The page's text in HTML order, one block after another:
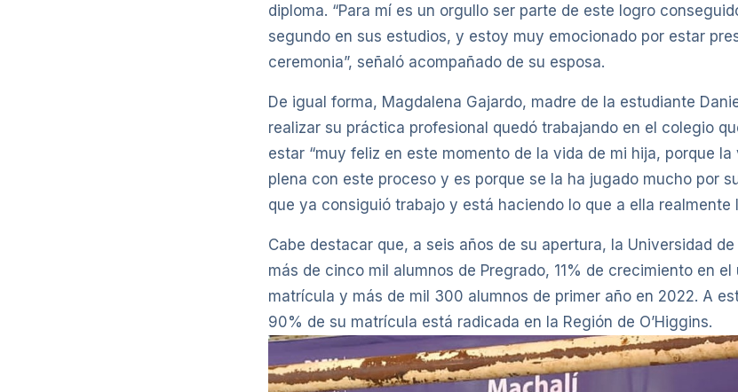
diploma. “Para mí es un orgullo ser parte de este logro
segundo en sus estudios, y estoy muy emocionado por estar
ceremonia”, señaló acompañado de su esposa.
De igual forma, Magdalena Gajardo, madre de la estudiante
realizar su práctica profesional quedó trabajando en el colegio
estar “muy feliz en este momento de la vida de mi hija, porque
plena con este proceso y es porque se la ha jugado mucho por
que ya consiguió trabajo y está haciendo lo que a ella realmente
Cabe destacar que, a seis años de su apertura, la Universidad
más de cinco mil alumnos de Pregrado, 11% de crecimiento en el
matrícula y más de mil 300 alumnos de primer año en 2022. A
90% de su matrícula está radicada en la Región de O’Higgins.